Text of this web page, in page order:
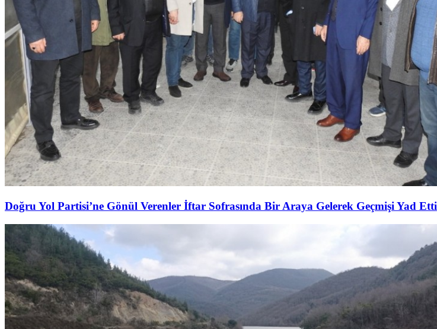
Doğru Yol Partisi’ne Gönül Verenler İftar Sofrasında Bir Araya Gelerek Geçmişi Yad Etti